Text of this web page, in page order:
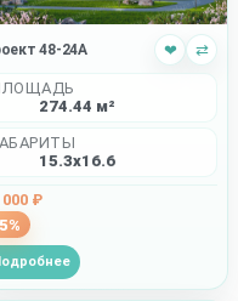
48-24A ❤ ⇄
274.44 м²
15.3x16.6
000 ₽